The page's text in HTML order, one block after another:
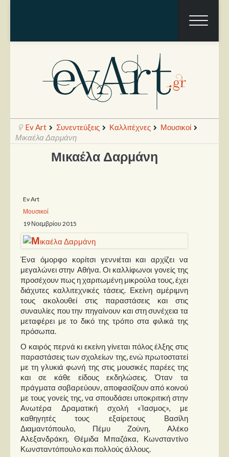
Ραπόρτο
Θέατρο
Συνεντεύξεις
Παρουσιάσεις
Δίσκοι
Σειρές
Ταινίες
Βιβλία
Καλλιτέχνες
Μουσικοί
Διάφοροι
Εκτός Συνόρων
Νέα
Ev Art Συνεντεύξεις Καλλιτέχνες
Μουσικοί
Μικαέλα Δαρμάνη
Μικαέλα Δαρμάνη
Ev Art
Μουσικοί
19 Νοεμβρίου 2015
Ένα όμορφο κορίτσι γεννιέται και αρχίζει να
μεγαλώνει στην Αθήνα. Οι καλλίφωνοι γονείς της
προσέχουν πως η χαριτωμένη μικρούλα τους, έχει
διάχυτες καλλιτεχνικές τάσεις. Εκείνη αμέριμνη
τους ακολουθεί στις παραστάσεις και στις
συναυλίες που την πηγαίνουν και στη συνέχεια τα
μεταφέρει με το δικό της τρόπο στα φιλικά της
πρόσωπα.
Ο καιρός περνά κι εκείνη γίνεται πόλος έλξης στις
παραστάσεις των σχολείων της, ενώ πρωτοστατεί
με τη γλυκιά φωνή της στις μουσικές παρέες της
και σε κάθε είδους εκδηλώσεις. Όταν τα
πράγματα σοβαρεύουν, αποφασίζουν από κοινού
με τους γονείς της, να σπουδάσει υποκριτική στην
Ανωτέρα Δραματική σχολή «Ίασμος», με
καθηγητές τους εξαίρετους Βασίλη
Διαμαντόπουλο, Πέμυ Ζούνη, Αλέκο
Αλεξανδράκη, Θέμιδα Μπαζάκα, Κωνσταντίνο
Κωνσταντόπουλο και πολλούς άλλους.